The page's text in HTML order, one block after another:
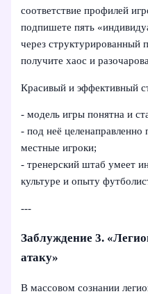
соответствие профилей
подпишете пять
через структурированный
получите хаос и
Красивый и эффективный
- модель игры понятна и
- под неё
местные игроки;
- тренерский штаб умеет
культуре и опыту
---
Заблуждение 3.
атаку»
В массовом сознании